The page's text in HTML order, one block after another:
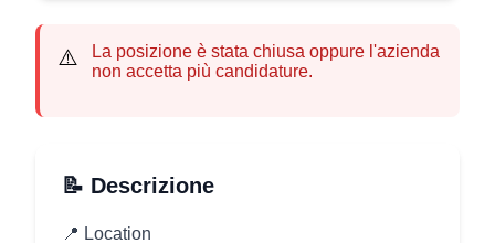
⚠️
La posizione è stata chiusa oppure l'azienda
non accetta più candidature.
📝 Descrizione
📍 Location